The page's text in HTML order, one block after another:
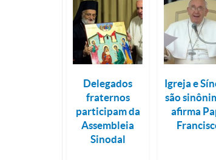
Delegados
fraternos
participam da
Assembleia
Sinodal
Igreja e
são
afirma